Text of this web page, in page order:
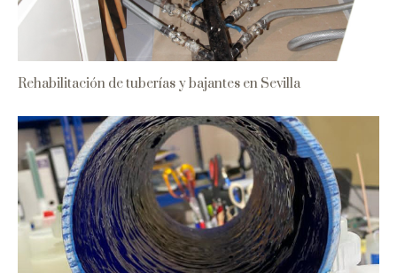
Rehabilitación de tuberías y bajantes en Sevilla